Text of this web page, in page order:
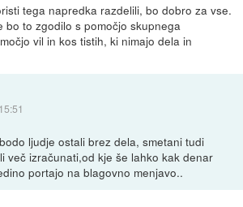
tega napredka razdelili, bo dobro za vse.
bo to zgodilo s pomočjo skupnega
vil in kos tistih, ki nimajo dela in
ljudje ostali brez dela, smetani tudi
več izračunati,od kje še lahko kak denar
portajo na blagovno menjavo..